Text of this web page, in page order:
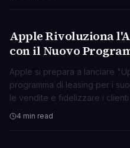
TECNOLOGIA
Apple Rivoluziona
con il Nuovo
"Upgrade"
Apple si prepara a lanciare
programma di leasing per i
le vendite e fidelizzare i
4 min read